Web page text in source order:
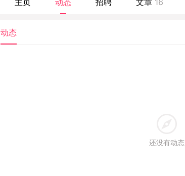
主页 动态 招聘 文章 16
动态
还没有动态